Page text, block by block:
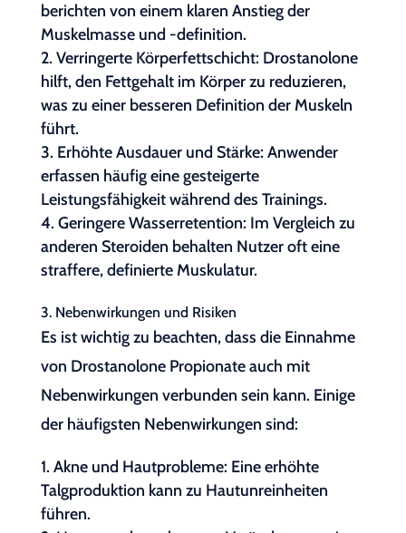
berichten von einem klaren Anstieg der
Muskelmasse und -definition.
Verringerte Körperfettschicht: Drostanolone
hilft, den Fettgehalt im Körper zu reduzieren,
was zu einer besseren Definition der Muskeln
führt.
Erhöhte Ausdauer und Stärke: Anwender
erfassen häufig eine gesteigerte
Leistungsfähigkeit während des Trainings.
Geringere Wasserretention: Im Vergleich zu
anderen Steroiden behalten Nutzer oft eine
straffere, definierte Muskulatur.
3. Nebenwirkungen und Risiken
Es ist wichtig zu beachten, dass die Einnahme
von Drostanolone Propionate auch mit
Nebenwirkungen verbunden sein kann. Einige
der häufigsten Nebenwirkungen sind:
Akne und Hautprobleme: Eine erhöhte
Talgproduktion kann zu Hautunreinheiten
führen.